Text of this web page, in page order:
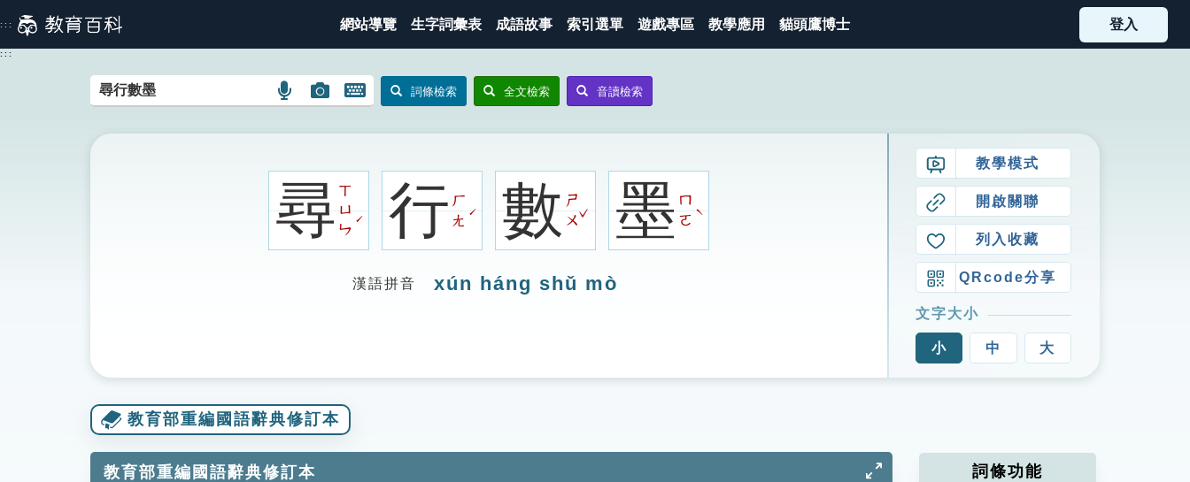
到
主
::: 網站導覽 生字詞彙表 成語故事 索引選單 遊戲專區 教學應用 貓頭鷹博士 登入
:::
語
搜
圖
示
圖
搜
圖
示
開
鍵
圖
詞條檢索 全文檢索 音讀檢索
尋ㄒ
ㄩ
ㄣ
ˊ 行ㄏ
ㄤ
ˊ 數ㄕ
ㄨ
ˇ 墨ㄇ
ㄛ
ˋ
漢語拼音 xún háng shǔ mò
教學模式
開啟關聯
列入收藏
QRcode分享
文字大小
小 中 大
教育部重編國語辭典修訂本
教育部重編國語辭典修訂本 詞條功能